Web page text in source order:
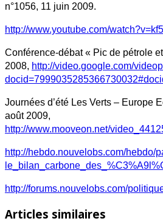
n°1056, 11 juin 2009.
http://www.youtube.com/
Conférence-débat « Pic de pétrole
2008, http://video.google.com/
Journées d’été Les Verts – Europe
août 2009,
http://www.mooveon.net/
http://hebdo.nouvelobs.com/hebdo/
http://forums.nouvelobs.com/
Articles similaires